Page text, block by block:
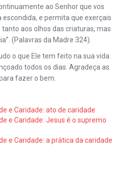
ao Senhor que vos
e permita que exerçais
aos olhos das criaturas, mas
(Palavras da Madre 324).
o que Ele tem feito na sua vida.
todos os dias. Agradeça as
fazer o bem.
e Caridade: ato de caridade
e Caridade: Jesus é o supremo
e Caridade: a prática da caridade